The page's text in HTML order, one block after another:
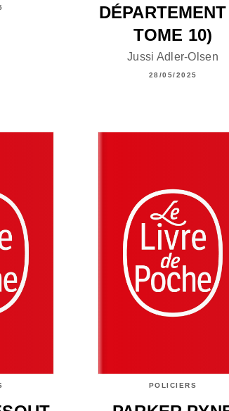
DÉPARTEMENT
TOME 10)
Jussi Adler-Olsen
28/05/2025
POLICIERS